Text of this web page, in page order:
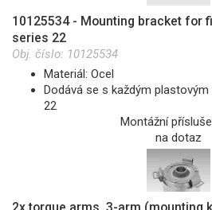
10125534 - Mounting bracket for
series 22
Obj. číslo: 10125534
Materiál: Ocel
Dodává se s každým
22
Montážní
na dotaz